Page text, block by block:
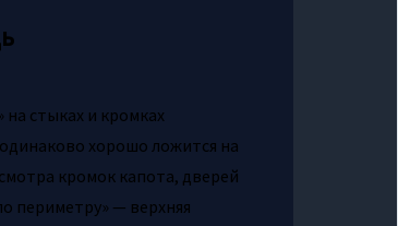
на стыках и кромках
хорошо ложится на
кромок капота, дверей
периметру» — верхняя